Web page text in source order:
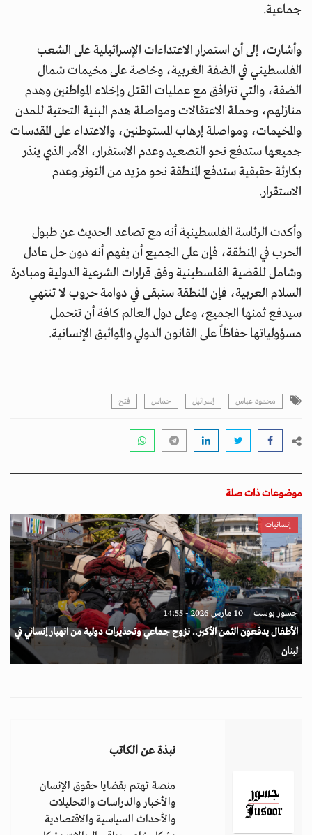
جماعية.
وأشارت، إلى أن استمرار الاعتداءات الإسرائيلية على الشعب
الفلسطيني في الضفة الغربية، وخاصة على مخيمات شمال
الضفة، والتي تترافق مع عمليات القتل وإخلاء المواطنين وهدم
منازلهم، وحملة الاعتقالات ومواصلة هدم البنية التحتية للمدن
والمخيمات، ومواصلة إرهاب المستوطنين، والاعتداء على المقدسات
جميعها ستدفع نحو التصعيد وعدم الاستقرار، الأمر الذي ينذر
بكارثة حقيقية ستدفع المنطقة نحو مزيد من التوتر وعدم
الاستقرار.
وأكدت الرئاسة الفلسطينية أنه مع تصاعد الحديث عن طبول
الحرب في المنطقة، فإن على الجميع أن يفهم أنه دون حل عادل
وشامل للقضية الفلسطينية وفق قرارات الشرعية الدولية ومبادرة
السلام العربية، فإن المنطقة ستبقى في دوامة حروب لا تنتهي
سيدفع ثمنها الجميع، وعلى دول العالم كافة أن تتحمل
مسؤولياتها حفاظاً على القانون الدولي والمواثيق الإنسانية.
محمود عباس إسرائيل حماس فتح
موضوعات ذات صلة
إنسانيات
جسور بوست 10 مارس 2026 - 14:55
الأطفال يدفعون الثمن الأكبر.. نزوح جماعي وتحذيرات دولية من انهيار إنساني في
لبنان
نبذة عن الكاتب
منصة تهتم بقضايا حقوق الإنسان
والأخبار والدراسات والتحليلات
والأحداث السياسية والاقتصادية